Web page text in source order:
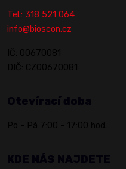
Tel.: 318 521 064
info@bioscon.cz
IČ: 00670081
DIČ: CZ00670081
Otevírací doba
Po - Pá 7:00 - 17:00 hod.
KDE NÁS NAJDETE